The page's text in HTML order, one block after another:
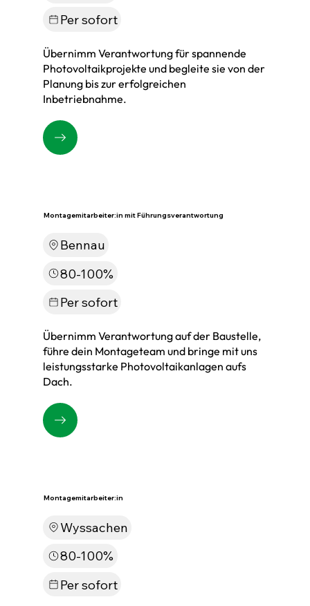
Per sofort
Übernimm Verantwortung für spannende
Photovoltaikprojekte und begleite sie von der
Planung bis zur erfolgreichen
Inbetriebnahme.
Montagemitarbeiter:in mit Führungsverantwortung
Bennau
80-100%
Per sofort
Übernimm Verantwortung auf der Baustelle,
führe dein Montageteam und bringe mit uns
leistungsstarke Photovoltaikanlagen aufs
Dach.
Montagemitarbeiter:in
Wyssachen
80-100%
Per sofort